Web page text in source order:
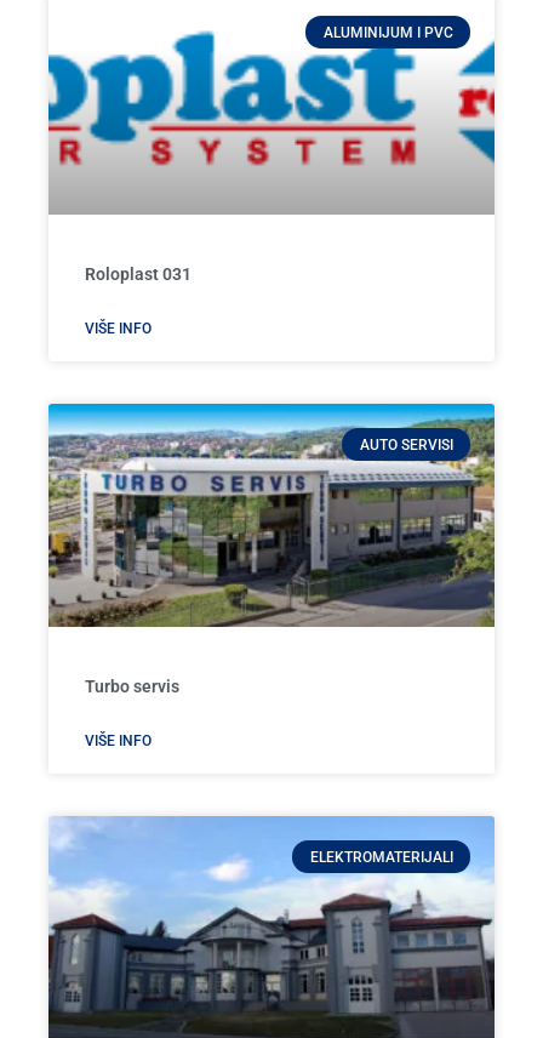
ALUMINIJUM I PVC
Roloplast 031
VIŠE INFO
AUTO SERVISI
Turbo servis
VIŠE INFO
ELEKTROMATERIJALI